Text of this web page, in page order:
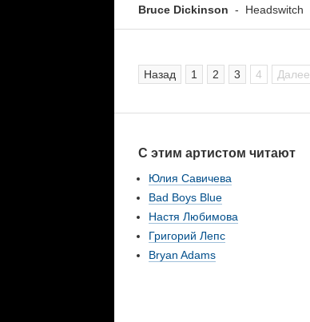
Bruce Dickinson - Headswitch
Назад 1 2 3 4 Далее
С этим артистом читают
Юлия Савичева
Bad Boys Blue
Настя Любимова
Григорий Лепс
Bryan Adams